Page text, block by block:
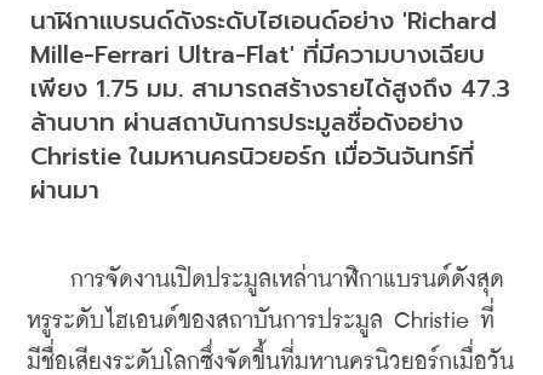
นาฬิกาแบรนด์ดังระดับไฮเอนด์อย่าง 'Richard
Mille-Ferrari Ultra-Flat' ที่มีความบางเฉียบ
เพียง 1.75 มม. สามารถสร้างรายได้สูงถึง 47.3
ล้านบาท ผ่านสถาบันการประมูลชื่อดังอย่าง
Christie ในมหานครนิวยอร์ก เมื่อวันจันทร์ที่
ผ่านมา
การจัดงานเปิดประมูลเหล่านาฬิกาแบรนด์ดังสุด
หรูระดับไฮเอนด์ของสถาบันการประมูล Christie ที่
มีชื่อเสียงระดับโลกซึ่งจัดขึ้นที่มหานครนิวยอร์กเมื่อวัน